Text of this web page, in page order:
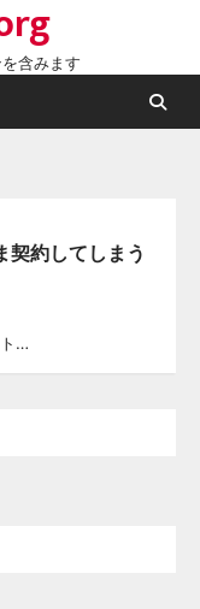
含みます
契約してしまう
…